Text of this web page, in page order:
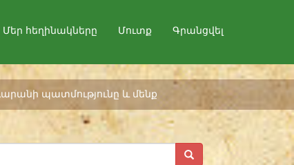
Մեր հեղինակները Մուտք Գրանցվել
պատմությունը և մենք